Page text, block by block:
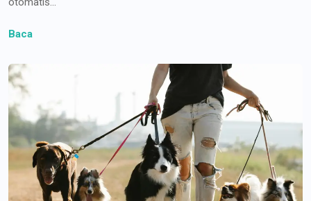
Baca